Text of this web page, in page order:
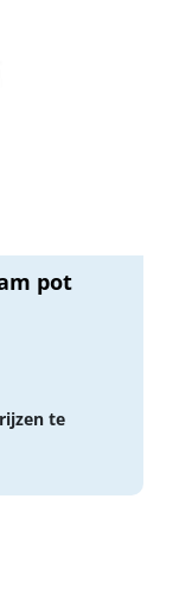
pot
te